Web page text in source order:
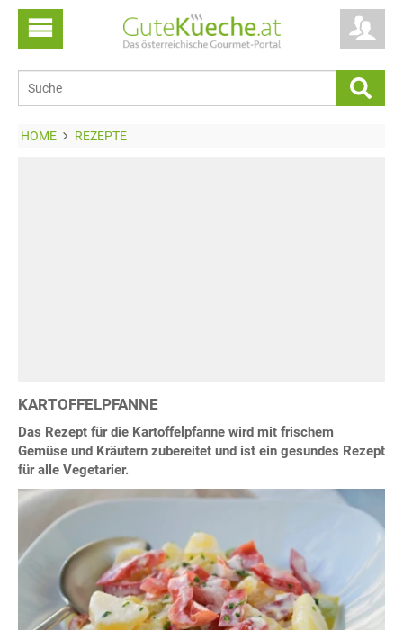
HOME REZEPTE
KARTOFFELPFANNE
Das Rezept für die Kartoffelpfanne wird mit frischem
Gemüse und Kräutern zubereitet und ist ein gesundes Rezept
für alle Vegetarier.